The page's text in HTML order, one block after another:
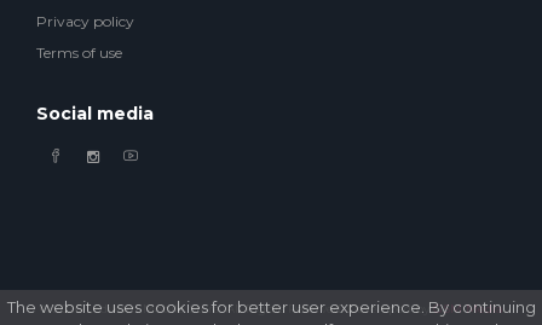
The website uses cookies for better user experience. By continuing
Privacy policy
Terms of use
Social media
© 2026 Ledikom Mobile Store. All Rights Reserved. Developed byGSM Media